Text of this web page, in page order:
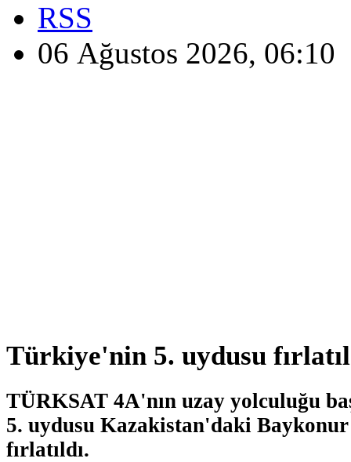
RSS
06 Ağustos 2026, 06:10
Türkiye'nin 5. uydusu
TÜRKSAT 4A'nın uzay yolculuğu
5. uydusu Kazakistan'daki
fırlatıldı.